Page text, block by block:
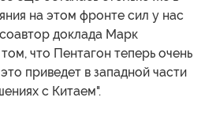
на этом фронте сил у нас
доклада Марк
что Пентагон теперь очень
приведет в западной части
с Китаем".